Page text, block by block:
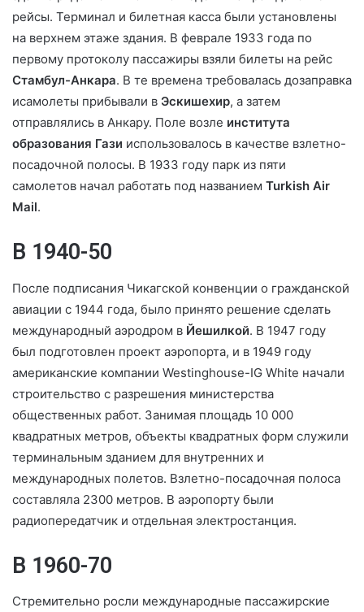
рейсы. Терминал и билетная касса были установлены
на верхнем этаже здания. В феврале 1933 года по
первому протоколу пассажиры взяли билеты на рейс
Стамбул-Анкара. В те времена требовалась дозаправка
исамолеты прибывали в Эскишехир, а затем
отправлялись в Анкару. Поле возле института
образования Гази использовалось в качестве взлетно-
посадочной полосы. В 1933 году парк из пяти
самолетов начал работать под названием Turkish Air
Mail.
В 1940-50
После подписания Чикагской конвенции о гражданской
авиации с 1944 года, было принято решение сделать
международный аэродром в Йешилкой. В 1947 году
был подготовлен проект аэропорта, и в 1949 году
американские компании Westinghouse-IG White начали
строительство с разрешения министерства
общественных работ. Занимая площадь 10 000
квадратных метров, объекты квадратных форм служили
терминальным зданием для внутренних и
международных полетов. Взлетно-посадочная полоса
составляла 2300 метров. В аэропорту были
радиопередатчик и отдельная электростанция.
В 1960-70
Стремительно росли международные пассажирские